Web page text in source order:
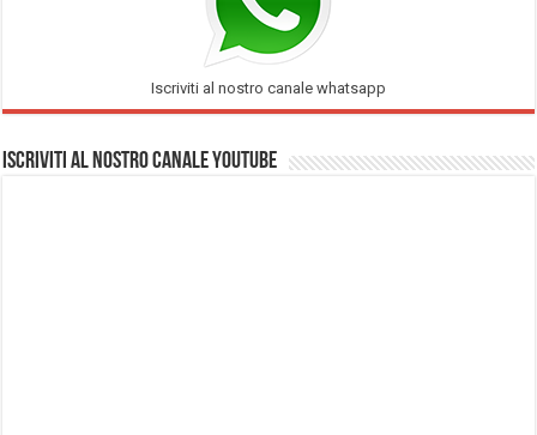
Iscriviti al nostro canale whatsapp
Iscriviti al nostro Canale Youtube